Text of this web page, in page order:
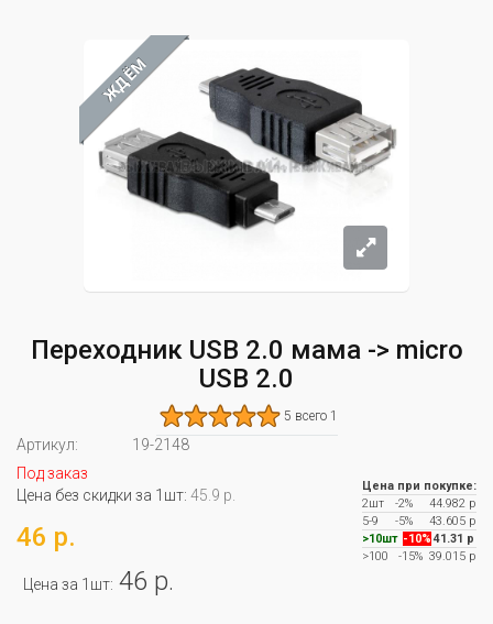
ЖДЁМ
Переходник USB 2.0 мама -> micro
USB 2.0
5 всего 1
Артикул:
19-2148
Под заказ
Цена без скидки за 1шт: 45.9 р.
46 р.
Цена за 1шт: 46 р.
Цена при покупке:
2шт
-2%
44.982 р
5-9
-5%
43.605 р
>10шт -10% 41.31 р
>100
-15% 39.015 р